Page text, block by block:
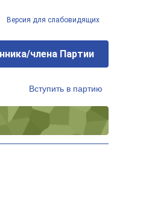
Версия для слабовидящих
члена Партии
Вступить в партию